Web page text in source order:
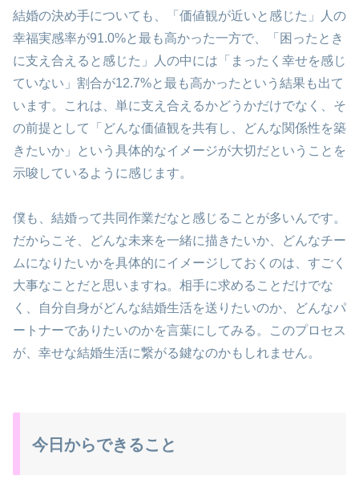
結婚の決め手についても、「価値観が近いと感じた」人の
幸福実感率が91.0%と最も高かった一方で、「困ったとき
に支え合えると感じた」人の中には「まったく幸せを感じ
ていない」割合が12.7%と最も高かったという結果も出て
います。これは、単に支え合えるかどうかだけでなく、そ
の前提として「どんな価値観を共有し、どんな関係性を築
きたいか」という具体的なイメージが大切だということを
示唆しているように感じます。
僕も、結婚って共同作業だなと感じることが多いんです。
だからこそ、どんな未来を一緒に描きたいか、どんなチー
ムになりたいかを具体的にイメージしておくのは、すごく
大事なことだと思いますね。相手に求めることだけでな
く、自分自身がどんな結婚生活を送りたいのか、どんなパ
ートナーでありたいのかを言葉にしてみる。このプロセス
が、幸せな結婚生活に繋がる鍵なのかもしれません。
今日からできること